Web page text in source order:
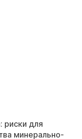
риски для
минерально-